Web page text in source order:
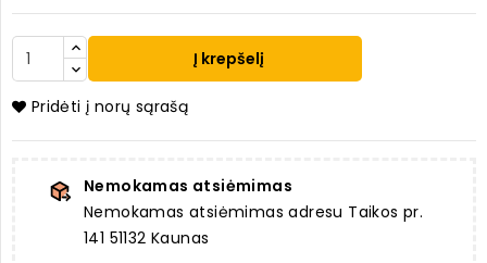
Į krepšelį
Pridėti į norų sąrašą
Nemokamas atsiėmimas
Nemokamas atsiėmimas adresu Taikos pr.
141 51132 Kaunas